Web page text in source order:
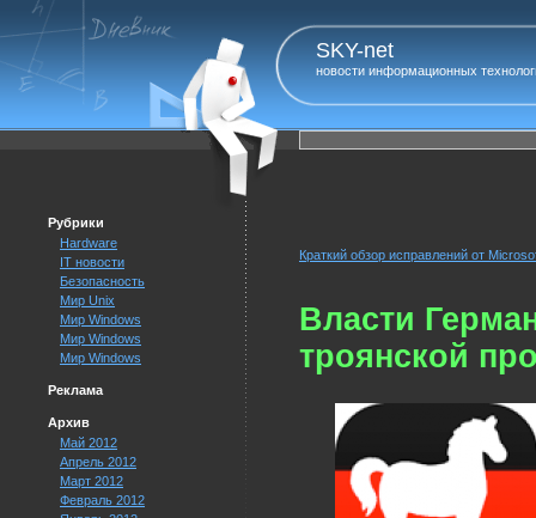
SKY-net
новости информационных
Рубрики
Hardware
IT новости
Безопасность
Мир Unix
Мир Windows
Мир Windows
Мир Windows
Реклама
Архив
Май 2012
Апрель 2012
Март 2012
Февраль 2012
Краткий обзор исправлений от
Власти
троянской